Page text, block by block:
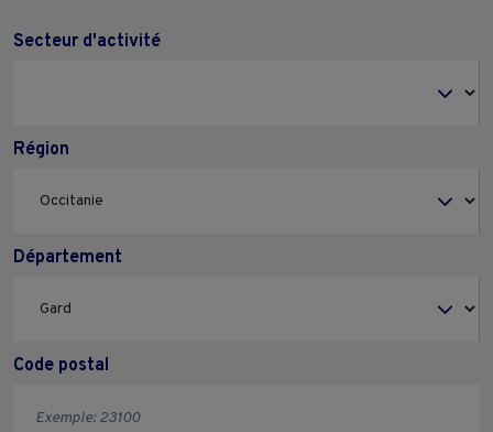
Secteur d'activité
Région
Département
Code postal